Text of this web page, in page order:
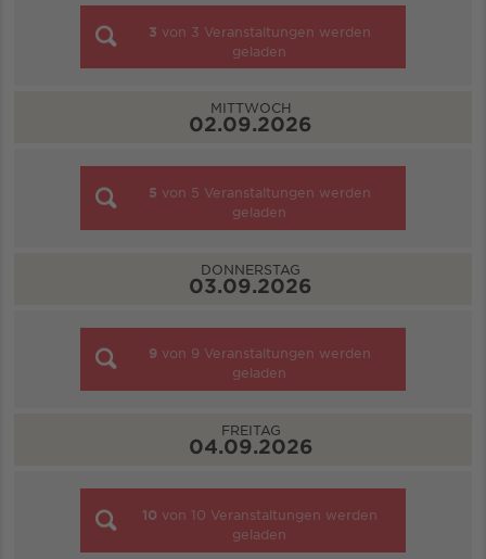
3 von 3 Veranstaltungen werden
geladen
MITTWOCH
02.09.2026
5 von 5 Veranstaltungen werden
geladen
DONNERSTAG
03.09.2026
9 von 9 Veranstaltungen werden
geladen
FREITAG
04.09.2026
10 von 10 Veranstaltungen werden
geladen